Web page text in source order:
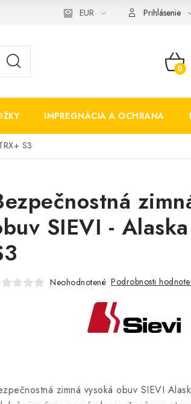
EUR Prihlásenie
IMPREGNÁCIA A OCHRANA
S3
SIEVI -
Neohodnotené Podrobnosti
zimná vysoká obuv SIEVI